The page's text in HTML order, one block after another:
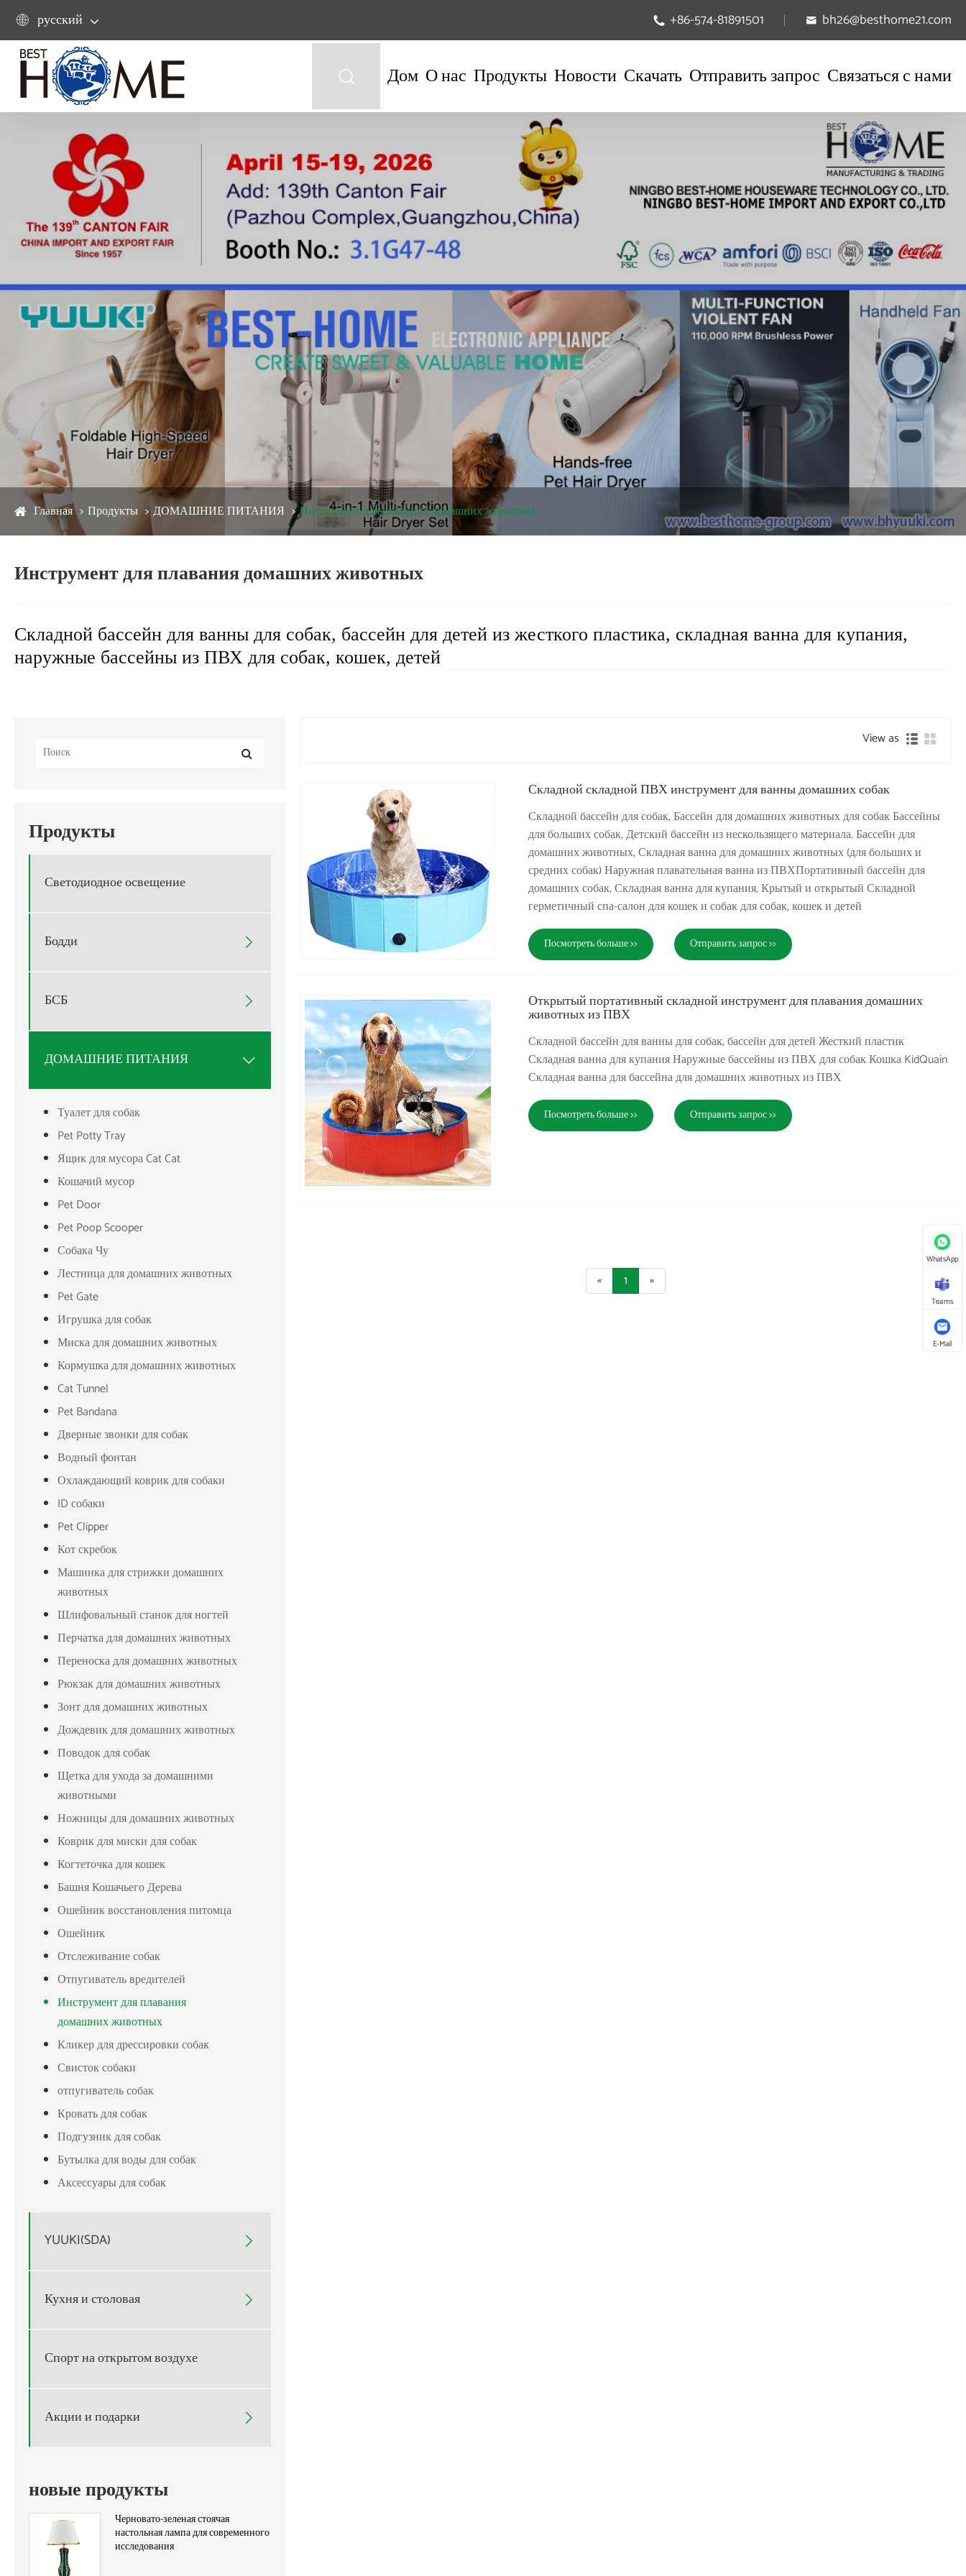
 русский  +86-574-81891501  bh26@besthome21.com
 Дом О нас Продукты Новости Скачать Отправить запрос Связаться с нами
Главная Продукты ДОМАШНИЕ ПИТАНИЯ Инструмент для плавания домашних животных
Инструмент для плавания домашних животных
Складной бассейн для ванны для собак, бассейн для детей из жесткого пластика, складная ванна для купания,
наружные бассейны из ПВХ для собак, кошек, детей
Продукты
Светодиодное освещение
Бодди 
БСБ 
ДОМАШНИЕ ПИТАНИЯ 
Туалет для собак
Pet Potty Tray
Ящик для мусора Cat Cat
Кошачий мусор
Pet Door
Pet Poop Scooper
Собака Чу
Лестница для домашних животных
Pet Gate
Игрушка для собак
Миска для домашних животных
Кормушка для домашних животных
Cat Tunnel
Pet Bandana
Дверные звонки для собак
Водный фонтан
Охлаждающий коврик для собаки
ID собаки
Pet Clipper
Кот скребок
Машинка для стрижки домашних
животных
Шлифовальный станок для ногтей
Перчатка для домашних животных
Переноска для домашних животных
Рюкзак для домашних животных
Зонт для домашних животных
Дождевик для домашних животных
Поводок для собак
Щетка для ухода за домашними
животными
Ножницы для домашних животных
Коврик для миски для собак
Когтеточка для кошек
Башня Кошачьего Дерева
Ошейник восстановления питомца
Ошейник
Отслеживание собак
Отпугиватель вредителей
Инструмент для плавания
домашних животных
Кликер для дрессировки собак
Свисток собаки
отпугиватель собак
Кровать для собак
Подгузник для собак
Бутылка для воды для собак
Аксессуары для собак
YUUKI(SDA) 
Кухня и столовая 
Спорт на открытом воздухе
Акции и подарки 
новые продукты
Черновато-зеленая стоячая
настольная лампа для современного
исследования
View as
Складной складной ПВХ инструмент для ванны домашних собак
Складной бассейн для собак, Бассейн для домашних животных для собак Бассейны
для больших собак, Детский бассейн из нескользящего материала. Бассейн для
домашних животных, Складная ванна для домашних животных (для больших и
средних собак) Наружная плавательная ванна из ПВХПортативный бассейн для
домашних собак, Складная ванна для купания, Крытый и открытый Складной
герметичный спа-салон для кошек и собак для собак, кошек и детей
Посмотреть больше >> Отправить запрос >>
Открытый портативный складной инструмент для плавания домашних
животных из ПВХ
Складной бассейн для ванны для собак, бассейн для детей Жесткий пластик
Складная ванна для купания Наружные бассейны из ПВХ для собак Кошка KidQuain
Складная ванна для бассейна для домашних животных из ПВХ
Посмотреть больше >> Отправить запрос >>
« 1 »
WhatsApp
Teams
E-Mail